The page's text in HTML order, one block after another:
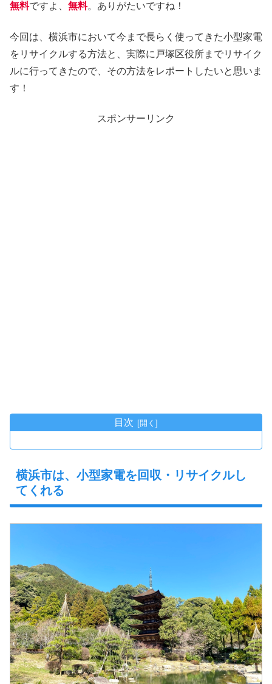
無料ですよ、 無料。ありがたいですね！
今回は、横浜市において今まで長らく使ってきた小型家電
をリサイクルする方法と、実際に戸塚区役所までリサイク
ルに行ってきたので、その方法をレポートしたいと思いま
す！
スポンサーリンク
目次
横浜市は、小型家電を回収・リサイクルし
てくれる